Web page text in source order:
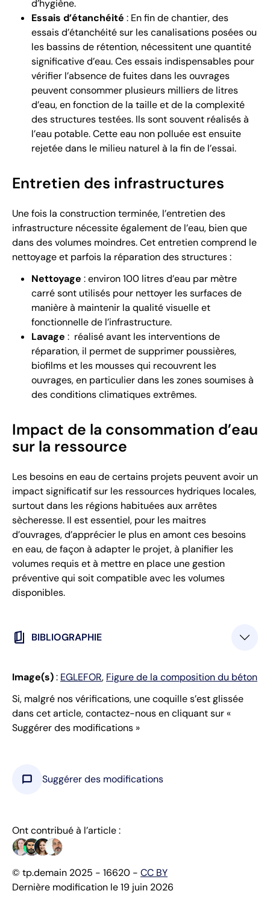
d’hygiène.
Essais d’étanchéité : En fin de chantier, des
essais d’étanchéité sur les canalisations posées ou
les bassins de rétention, nécessitent une quantité
significative d’eau. Ces essais indispensables pour
vérifier l’absence de fuites dans les ouvrages
peuvent consommer plusieurs milliers de litres
d’eau, en fonction de la taille et de la complexité
des structures testées. Ils sont souvent réalisés à
l’eau potable. Cette eau non polluée est ensuite
rejetée dans le milieu naturel à la fin de l’essai.
Entretien des infrastructures
Une fois la construction terminée, l’entretien des
infrastructure nécessite également de l’eau, bien que
dans des volumes moindres. Cet entretien comprend le
nettoyage et parfois la réparation des structures :
Nettoyage : environ 100 litres d’eau par mètre
carré sont utilisés pour nettoyer les surfaces de
manière à maintenir la qualité visuelle et
fonctionnelle de l’infrastructure.
Lavage : réalisé avant les interventions de
réparation, il permet de supprimer poussières,
biofilms et les mousses qui recouvrent les
ouvrages, en particulier dans les zones soumises à
des conditions climatiques extrêmes.
Impact de la consommation d’eau
sur la ressource
Les besoins en eau de certains projets peuvent avoir un
impact significatif sur les ressources hydriques locales,
surtout dans les régions habituées aux arrêtes
sècheresse. Il est essentiel, pour les maitres
d’ouvrages, d’apprécier le plus en amont ces besoins
en eau, de façon à adapter le projet, à planifier les
volumes requis et à mettre en place une gestion
préventive qui soit compatible avec les volumes
disponibles.
book_5 BIBLIOGRAPHIE
Image(s): EGLEFOR, Figure de la composition du béton
Si, malgré nos vérifications, une coquille s’est glissée
dans cet article, contactez-nous en cliquant sur «
Suggérer des modifications »
chat_bubble Suggérer des modifications
Ont contribué à l’article :
© tp.demain 2025 - 16620 - CC BY
Dernière modification le 19 juin 2026